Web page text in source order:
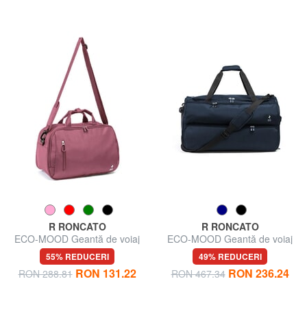
R RONCATO
ECO-MOOD Geantă de voiaj
cu curea de umăr
55% REDUCERI
RON 288.81 RON 131.22
R RONCATO
ECO-MOOD Geantă de voiaj
cu roți
49% REDUCERI
RON 467.34 RON 236.24